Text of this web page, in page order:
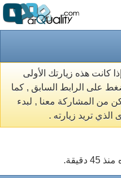
كانت هذه زيارتك الأولى
على الرابط السابق , كما
من المشاركة معنا , لبدء
الذي تريد زيارته .
دقيقة.